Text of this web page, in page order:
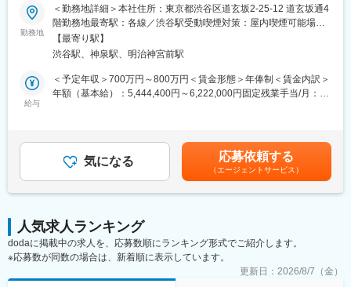
■組織構成
マーケティング部長、部長代理、リーダー1名、メンバー7名
将来的な管理職候補としてメンバーをけん引し、リーダーシップ
を発揮することを期待しているポジションです。
ライフスタイルに合うことが重要と考え、これまでの経験とノウ
ハウに加え、時代の動向に対応し続けることでお客様のニーズを
満たす新しい製品・サービス提供に挑戦し続けています。
■業務概要：
当社は仏壇・仏具の販売、葬祭式場運営、墓石事業を全国で展開
し、数年間で売上10倍以上という著しい成長を遂げています。今
回、IPO（株式上場）準備を進める中で、内部監査業務全般を担っ
ていただくポジションです。主に、内部監査の計画立案・実行、
J-SOX（内部統制報告制度）への対応、監査結果のフィードバッ
■業務詳細：
・内部監査計画の策定および実行
・監査対象部門へのヒアリング、現場調査、監査報告書の作成
・業務改善提案やコンプライアンス体制強化の推進
・IPO準備関連の監査業務や経営層への報告
勤務地
＜勤務地詳細＞本社住所：東京都渋谷区道玄坂2-25-12 道玄坂通4
階勤務地最寄駅：各線／渋谷駅受動喫煙対策：屋内喫煙可能場所
あり変更の範囲：会社の定める事業所
【最寄り駅】
渋谷駅、神泉駅、明治神宮前駅
給与
＜予定年収＞700万円～800万円＜賃金形態＞年俸制＜賃金内訳＞
年額（基本給）：5,444,400円～6,222,000円固定残業手当/月：
給与補足＞■昇給：年1回賃金はあくまでも目安の金額であり、選
考を通じて上下する可能性があります。月給(月額)は固定手当を含
めた表記です。
気になる 応募依頼する
（エージェントサービス）
人気求人ランキング
dodaに掲載中の求人を、応募数順にランキング形式でご紹介します。
※応募数が同数の場合は、新着順に表示しています。
更新日： 2026/8/7（金）